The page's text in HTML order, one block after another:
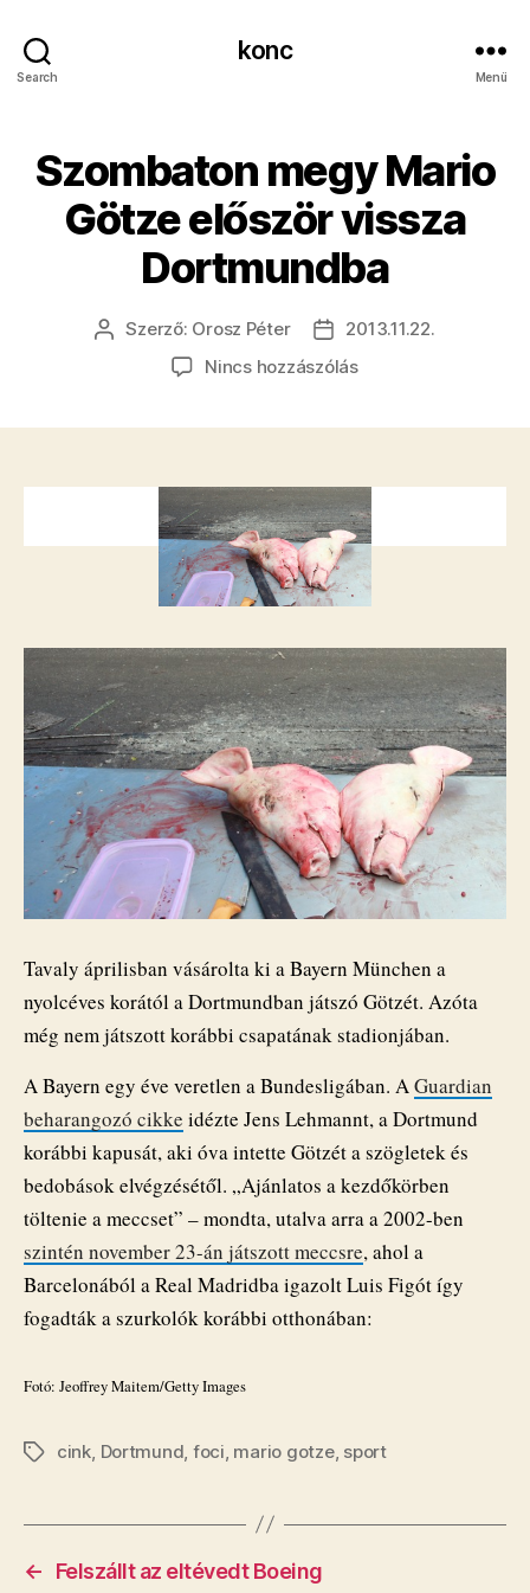
Search
konc
Menü
Szombaton megy Mario
Götze először vissza
Dortmundba
Bejegyzés
szerzője
Szerző: Orosz Péter
Bejegyzés
dátuma
2013.11.22.
Nincs hozzászólása(z)
vissza
Dortmundba
bejegyzéshez
Tavaly áprilisban vásárolta ki a Bayern München a
nyolcéves korától a Dortmundban játszó Götzét. Azóta
még nem játszott korábbi csapatának stadionjában.
A Bayern egy éve veretlen a Bundesligában. AGuardian
beharangozó cikke idézte Jens Lehmannt, a Dortmund
korábbi kapusát, aki óva intette Götzét a szögletek és
bedobások elvégzésétől. „Ajánlatos a kezdőkörben
töltenie a meccset” – mondta, utalva arra a 2002-ben
szintén november 23-án játszott meccsre, ahol a
Barcelonából a Real Madridba igazolt Luis Figót így
fogadták a szurkolók korábbi otthonában:
Fotó: Jeoffrey Maitem/Getty Images
Címkék
cink, Dortmund, foci, mario gotze, sport
←
Felszállt az eltévedt Boeing